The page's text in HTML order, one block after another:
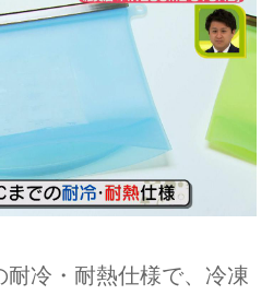
冷・耐熱仕様で、冷凍